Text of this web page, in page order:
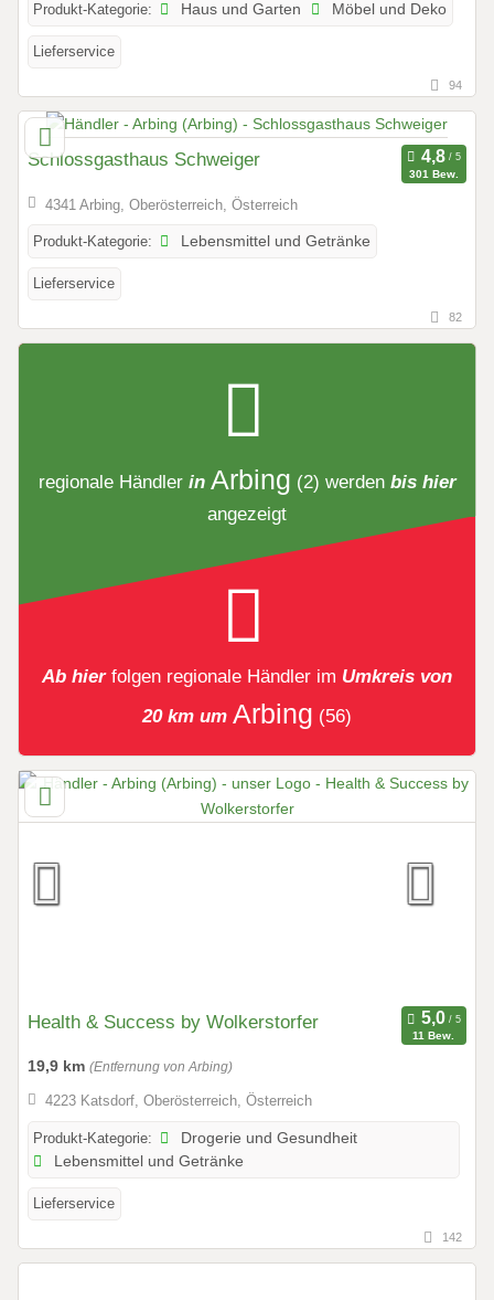
Produkt-Kategorie: Haus und Garten Möbel und Deko
Lieferservice
94
Schlossgasthaus Schweiger
301 Bew.
4341 Arbing, Oberösterreich, Österreich
Produkt-Kategorie: Lebensmittel und Getränke
Lieferservice
82
regionale Händler in Arbing (2) werden bis hier
angezeigt
Ab hier folgen regionale Händler im Umkreis von
20 km um Arbing (56)
Health & Success by Wolkerstorfer
11 Bew.
19,9 km (Entfernung von Arbing)
4223 Katsdorf, Oberösterreich, Österreich
Produkt-Kategorie:
Drogerie und Gesundheit
Lebensmittel und Getränke
Lieferservice
142